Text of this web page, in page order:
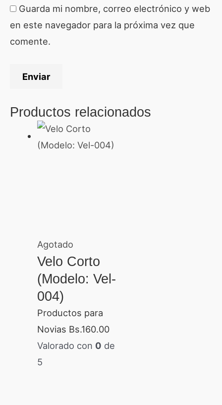
Guarda mi nombre, correo electrónico y web
en este navegador para la próxima vez que
comente.
Productos relacionados
Agotado
Velo Corto
(Modelo: Vel-
004)
Productos para
Novias Bs.160.00
Valorado con 0 de
5